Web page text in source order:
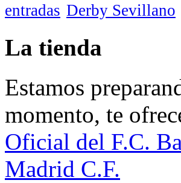
entradas Derby Sevillano
La tienda
Estamos
momento, te
Oficial del F.C.
Madrid C.F.